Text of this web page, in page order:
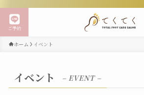
ご予約
ホーム イベント
イベント – EVENT –